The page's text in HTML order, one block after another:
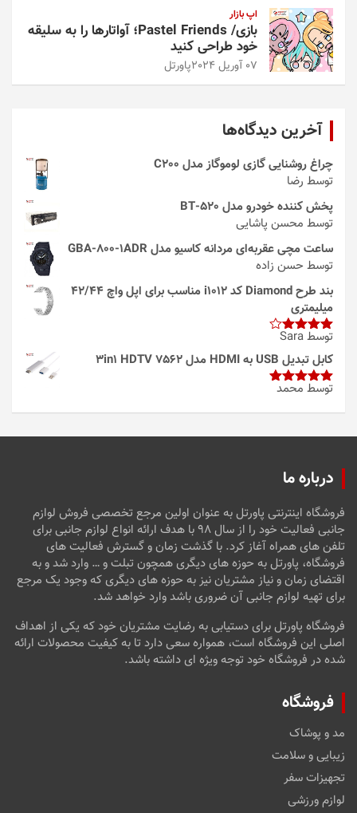
اپ بازار
بازی/ Pastel Friends؛ آواتارها را به سلیقه
خود طراحی کنید
07 آوریل 2024 پاورتل
آخرین دیدگاه‌ها
چراغ روشنایی گازی لوموگاز مدل C200
توسط رضا
پخش کننده خودرو مدل 520-BT
توسط محسن پاشایی
ساعت مچی عقربه‌ای مردانه کاسیو مدل GBA-800-1ADR
توسط حسن زاده
بند طرح Diamond کد i1012 مناسب برای اپل واچ 42/44
میلیمتری
امتیاز4
از 5
توسط Sara
کابل تبدیل USB به HDMI مدل 3in1 HDTV 7562
امتیاز5از
توسط محمد
درباره ما
فروشگاه اینترنتی پاورتل به عنوان اولین مرجع تخصصی فروش لوازم
جانبی فعالیت خود را از سال ۹۸ با هدف ارائه انواع لوازم جانبی برای
تلفن های همراه آغاز کرد. با گذشت زمان و گسترش فعالیت های
فروشگاه، پاورتل به حوزه های دیگری همچون تبلت و … وارد شد و به
اقتضای زمان و نیاز مشتریان نیز به حوزه های دیگری که وجود یک مرجع
برای تهیه لوازم جانبی آن ضروری باشد وارد خواهد شد.
فروشگاه پاورتل برای دستیابی به رضایت مشتریان خود که یکی از اهداف
اصلی این فروشگاه است، همواره سعی دارد تا به کیفیت محصولات ارائه
شده در فروشگاه خود توجه ویژه ای داشته باشد.
فروشگاه
مد و پوشاک
زیبایی و سلامت
تجهیزات سفر
لوازم ورزشی